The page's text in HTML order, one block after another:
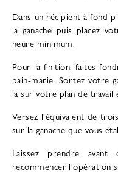
Dans un récipient à fond
la ganache puis placez
heure minimum.
Pour la finition, faites
bain-marie. Sortez votre
la sur votre plan de travail
Versez l'équivalent de
sur la ganache que vous
Laissez prendre
recommencer l'opération